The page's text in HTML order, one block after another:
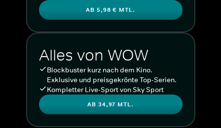
AB 5,98 € MTL.
Alles von WOW
Blockbuster kurz nach dem Kino.
Exklusive und preisgekrönte Top-Serien.
Kompletter Live-Sport von Sky Sport
AB 34,97 MTL.